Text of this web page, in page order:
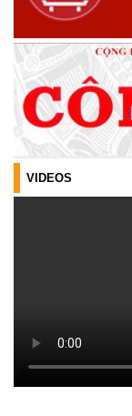
(21/07/2026)
ĐẢNG ỦY XÃ CƯ
TÁC CÁN BỘ
(21/07/2026)
ĐIỂM TỰA PHÁT
(14/07/2026)
TÍN DỤNG CHÍNH
(08/07/2026)
CƯ M’TA CHỦ
VIDEOS